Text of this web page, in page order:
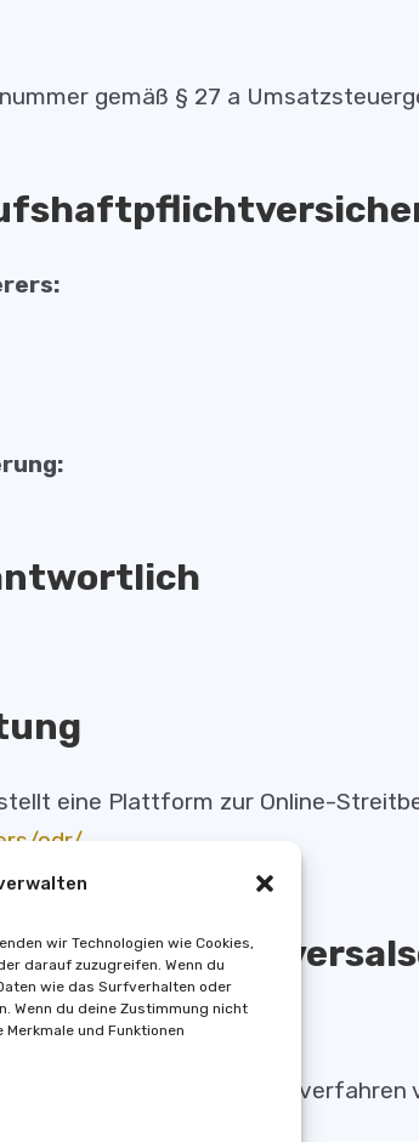
wir Technologien wie Cookies,
darauf zuzugreifen. Wenn du
wie das Surfverhalten oder
Wenn du deine Zustimmung nicht
und Funktionen
gemäß § 27 a
eine Plattform zur Online-
odr/
Sie oben im Impressum.
an Streitbeilegungsverfahren